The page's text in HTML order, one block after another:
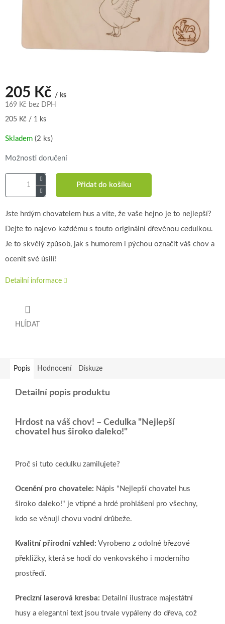
205 Kč / ks
169 Kč bez DPH
Měrná
205 Kč / 1 ks
Skladem (2 ks)
Možnosti doručení
Přidat do košíku
Jste hrdým chovatelem hus a víte, že vaše hejno je to nejlepší?
Dejte to najevo každému s touto originální dřevěnou cedulkou.
Je to skvělý způsob, jak s humorem i pýchou označit váš chov a
ocenit své úsilí!
Detailní informace
HLÍDAT
Popis Hodnocení Diskuze
Detailní popis produktu
Hrdost na váš chov! – Cedulka "Nejlepší
chovatel hus široko daleko!"
Proč si tuto cedulku zamilujete?
Ocenění pro chovatele: Nápis "Nejlepší chovatel hus
široko daleko!" je vtipné a hrdé prohlášení pro všechny,
kdo se věnují chovu vodní drůbeže.
Kvalitní přírodní vzhled: Vyrobeno z odolné březové
překližky, která se hodí do venkovského i moderního
prostředí.
Precizní laserová kresba: Detailní ilustrace majestátní
husy a elegantní text jsou trvale vypáleny do dřeva, což